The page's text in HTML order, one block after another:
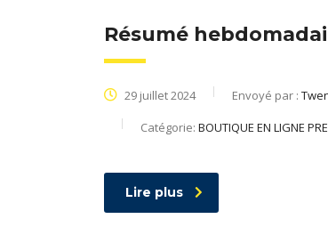
Résumé
29 juillet 2024 Envoyé par :
Catégorie: BOUTIQUE EN LIGNE
Lire plus